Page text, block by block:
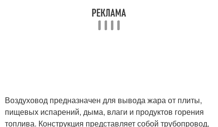
Воздуховод предназначен для вывода жара от плиты,
пищевых испарений, дыма, влаги и продуктов горения
топлива. Конструкция представляет собой трубопровод,